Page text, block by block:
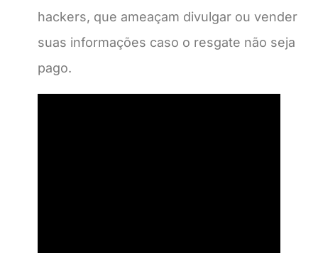
hackers, que ameaçam divulgar ou vender
suas informações caso o resgate não seja
pago.